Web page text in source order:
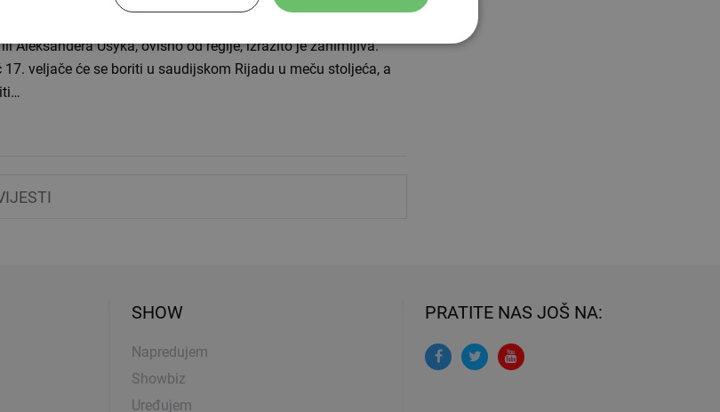
Aleksandera Usyka, ovisno od regije, izrazito je zanimljiva.
17. veljače će se boriti u saudijskom Rijadu u meču stoljeća, a
SHOW
Napredujem
Showbiz
Uređujem
PRATITE NAS JOŠ NA: